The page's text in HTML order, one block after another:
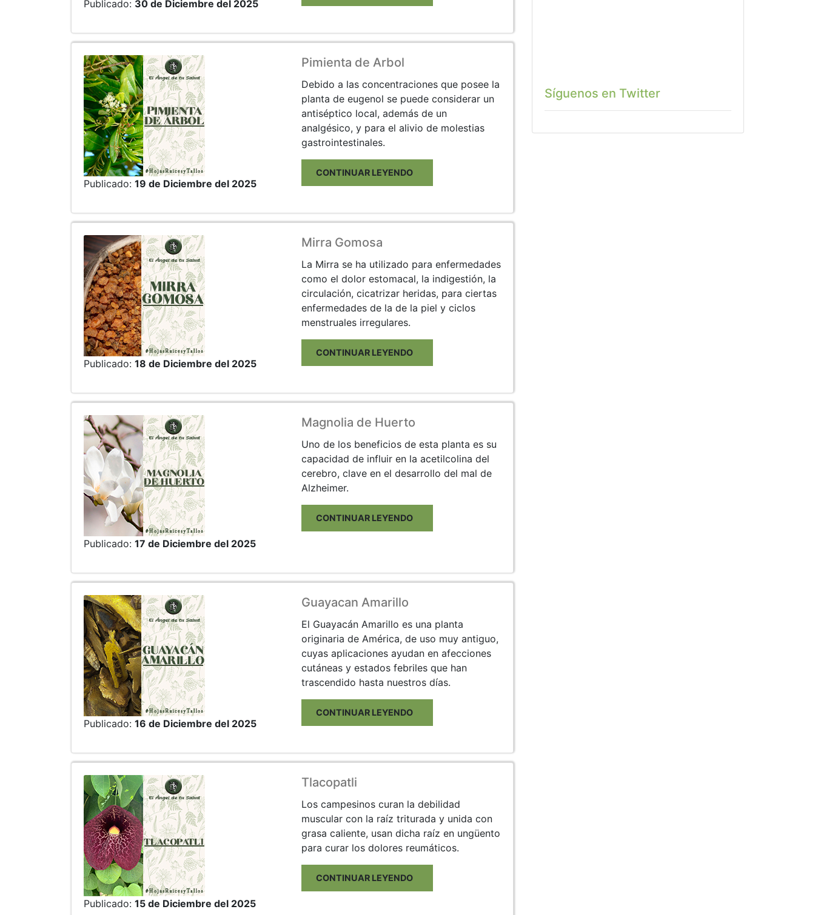
Publicado: 30 de Diciembre del 2025
Publicado: 19 de Diciembre del 2025
Pimienta de Arbol
Debido a las concentraciones que posee la
planta de eugenol se puede considerar un
antiséptico local, además de un
analgésico, y para el alivio de molestias
gastrointestinales.
CONTINUAR LEYENDO
Publicado: 18 de Diciembre del 2025
Mirra Gomosa
La Mirra se ha utilizado para enfermedades
como el dolor estomacal, la indigestión, la
circulación, cicatrizar heridas, para ciertas
enfermedades de la de la piel y ciclos
menstruales irregulares.
CONTINUAR LEYENDO
Publicado: 17 de Diciembre del 2025
Magnolia de Huerto
Uno de los beneficios de esta planta es su
capacidad de influir en la acetilcolina del
cerebro, clave en el desarrollo del mal de
Alzheimer.
CONTINUAR LEYENDO
Publicado: 16 de Diciembre del 2025
Guayacan Amarillo
El Guayacán Amarillo es una planta
originaria de América, de uso muy antiguo,
cuyas aplicaciones ayudan en afecciones
cutáneas y estados febriles que han
trascendido hasta nuestros días.
CONTINUAR LEYENDO
Publicado: 15 de Diciembre del 2025
Tlacopatli
Los campesinos curan la debilidad
muscular con la raíz triturada y unida con
grasa caliente, usan dicha raíz en ungüento
para curar los dolores reumáticos.
CONTINUAR LEYENDO
Síguenos en Twitter